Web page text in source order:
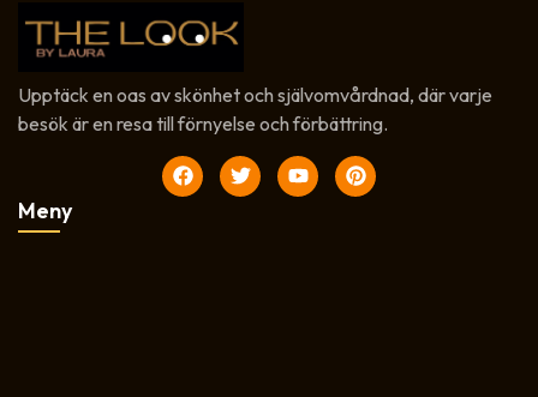
Upptäck en oas av skönhet och självomvårdnad, där varje
besök är en resa till förnyelse och förbättring.
Meny